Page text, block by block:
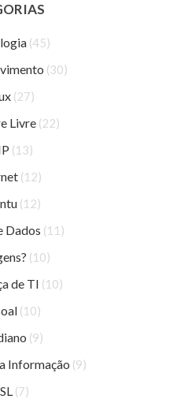
(45)
(30)
(27)
Livre (22)
(13)
(12)
(12)
Dados (11)
(10)
de TI (10)
(10)
(9)
Informação (9)
(7)